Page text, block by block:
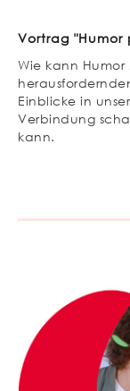
Vortrag "Humor
Wie kann
Einblicke in
Verbindung
kann.